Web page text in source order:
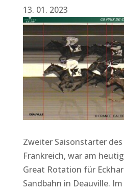
13. 01. 2023
Zweiter Saisonstarter
Frankreich, war am
Great Rotation für
Sandbahn in Deauville.